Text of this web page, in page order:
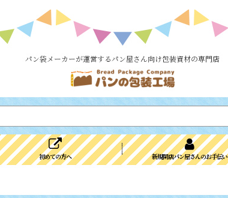
パン袋メーカーが運営するパン屋さん向け包装資材の専門店
初めての方へ 新規開店パン屋さんのお手伝い